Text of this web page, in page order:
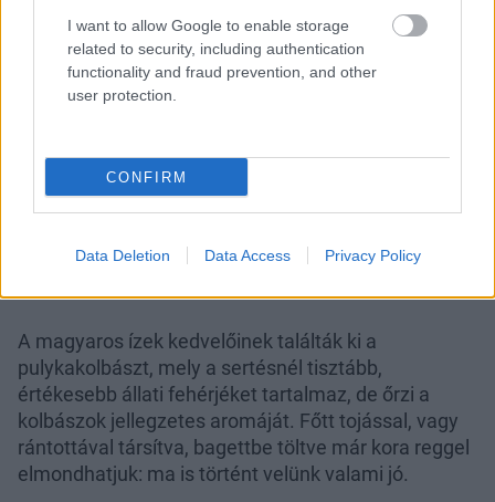
I want to allow Google to enable storage
related to security, including authentication
functionality and fraud prevention, and other
user protection.
CONFIRM
Data Deletion Data Access Privacy Policy
A magyaros ízek kedvelőinek találták ki a
pulykakolbászt, mely a sertésnél tisztább,
értékesebb állati fehérjéket tartalmaz, de őrzi a
kolbászok jellegzetes aromáját. Főtt tojással, vagy
rántottával társítva, bagettbe töltve már kora reggel
elmondhatjuk: ma is történt velünk valami jó.